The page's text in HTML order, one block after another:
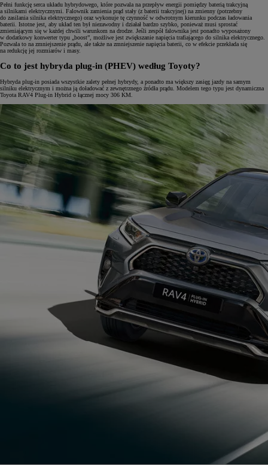
Pełni funkcję serca układu hybrydowego, które pozwala na przepływ energii pomiędzy baterią trakcyjną
a silnikami elektrycznymi. Falownik zamienia prąd stały (z baterii trakcyjnej) na zmienny (potrzebny
do zasilania silnika elektrycznego) oraz wykonuje tę czynność w odwrotnym kierunku podczas ładowania
baterii. Istotne jest, aby układ ten był niezawodny i działał bardzo szybko, ponieważ musi sprostać
zmieniającym się w każdej chwili warunkom na drodze. Jeśli zespół falownika jest ponadto wyposażony
w dodatkowy konwerter typu „boost”, możliwe jest zwiększanie napięcia trafiającego do silnika elektrycznego.
Pozwala to na zmniejszenie prądu, ale także na zmniejszenie napięcia baterii, co w efekcie przekłada się
na redukcję jej rozmiarów i masy.
Co to jest hybryda plug-in (PHEV) według Toyoty?
Hybryda plug-in posiada wszystkie zalety pełnej hybrydy, a ponadto ma większy zasięg jazdy na samym
silniku elektrycznym i można ją doładować z zewnętrznego źródła prądu. Modelem tego typu jest dynamiczna
Toyota RAV4 Plug-in Hybrid o łącznej mocy 306 KM.